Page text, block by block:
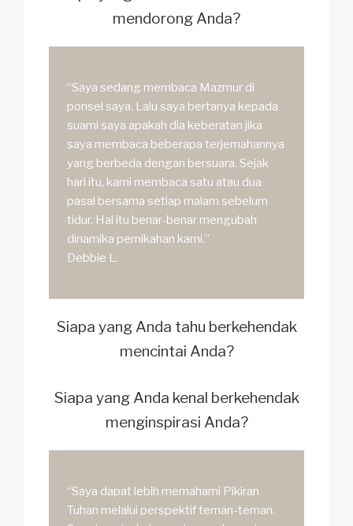
mendorong Anda?
“Saya sedang membaca Mazmur di
ponsel saya. Lalu saya bertanya kepada
suami saya apakah dia keberatan jika
saya membaca beberapa terjemahannya
yang berbeda dengan bersuara. Sejak
hari itu, kami membaca satu atau dua
pasal bersama setiap malam sebelum
tidur. Hal itu benar-benar mengubah
dinamika pernikahan kami.”
Debbie L.
Siapa yang Anda tahu berkehendak
mencintai Anda?
Siapa yang Anda kenal berkehendak
menginspirasi Anda?
“Saya dapat lebih memahami Pikiran
Tuhan melalui perspektif teman-teman.